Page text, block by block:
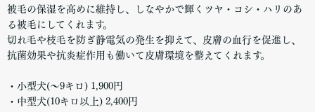
被毛の保湿を高めに維持し、しなやかで輝くツヤ・コシ・ハリのあ
る被毛にしてくれます。
切れ毛や枝毛を防ぎ静電気の発生を抑えて、皮膚の血行を促進し、
抗菌効果や抗炎症作用も働いて皮膚環境を整えてくれます。
・小型犬(～9キロ) 1,900円
・中型犬(10キロ以上) 2,400円